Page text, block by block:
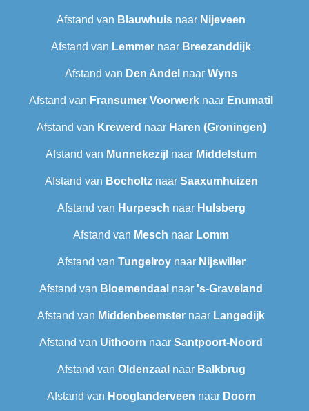
Afstand van Blauwhuis naar Nijeveen
Afstand van Lemmer naar Breezanddijk
Afstand van Den Andel naar Wyns
Afstand van Fransumer Voorwerk naar Enumatil
Afstand van Krewerd naar Haren (Groningen)
Afstand van Munnekezijl naar Middelstum
Afstand van Bocholtznaar Saaxumhuizen
Afstand van Hurpesch naar Hulsberg
Afstand van Mesch naar Lomm
Afstand van Tungelroynaar Nijswiller
Afstand van Bloemendaal naar 's-Graveland
Afstand van Middenbeemster naar Langedijk
Afstand van Uithoorn naar Santpoort-Noord
Afstand van Oldenzaal naar Balkbrug
Afstand van Hooglanderveen naar Doorn